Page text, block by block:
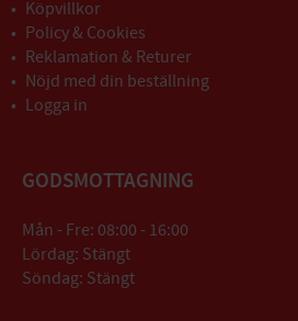
Köpvillkor
Policy & Cookies
Reklamation & Returer
Nöjd med din beställning
Logga in
GODSMOTTAGNING
Mån - Fre: 08:00 - 16:00
Lördag: Stängt
Söndag: Stängt